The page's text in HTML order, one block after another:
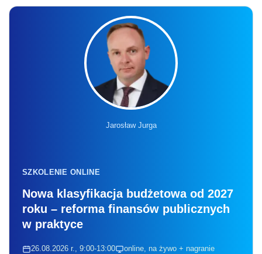
Jarosław Jurga
SZKOLENIE ONLINE
Nowa klasyfikacja budżetowa od 2027
roku – reforma finansów publicznych
w praktyce
26.08.2026 r., 9:00-13:00 online, na żywo + nagranie